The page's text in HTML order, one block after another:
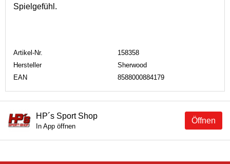
Spielgefühl.
Artikel-Nr.
158358
Hersteller
Sherwood
EAN
8588000884179
Öffnen
HP´s Sport Shop
In App öffnen